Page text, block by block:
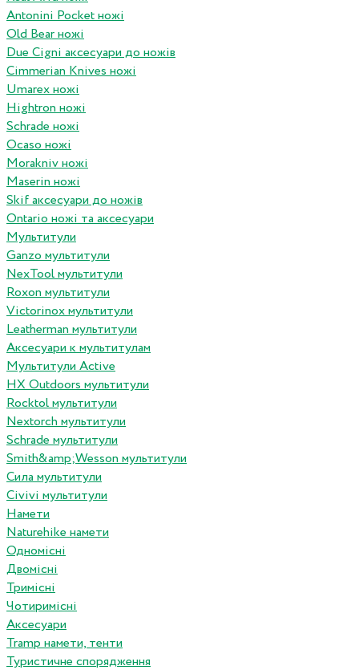
Antonini Pocket ножі
Old Bear ножі
Due Cigni аксесуари до ножів
Cimmerian Knives ножі
Umarex ножі
Hightron ножі
Schrade ножі
Ocaso ножі
Morakniv ножі
Maserin ножі
Skif аксесуари до ножів
Ontario ножі та аксесуари
Мультитули
Ganzo мультитули
NexTool мультитули
Roxon мультитули
Victorinox мультитули
Leatherman мультитули
Аксесуари к мультитулам
Мультитули Active
HX Outdoors мультитули
Rocktol мультитули
Nextorch мультитули
Schrade мультитули
Smith&amp;Wesson мультитули
Сила мультитули
Civivi мультитули
Намети
Naturehike намети
Одномісні
Двомісні
Тримісні
Чотиримісні
Аксесуари
Tramp намети, тенти
Туристичне спорядження